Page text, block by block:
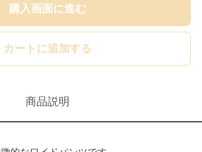
購入画面に進む
カートに追加する
商品説明